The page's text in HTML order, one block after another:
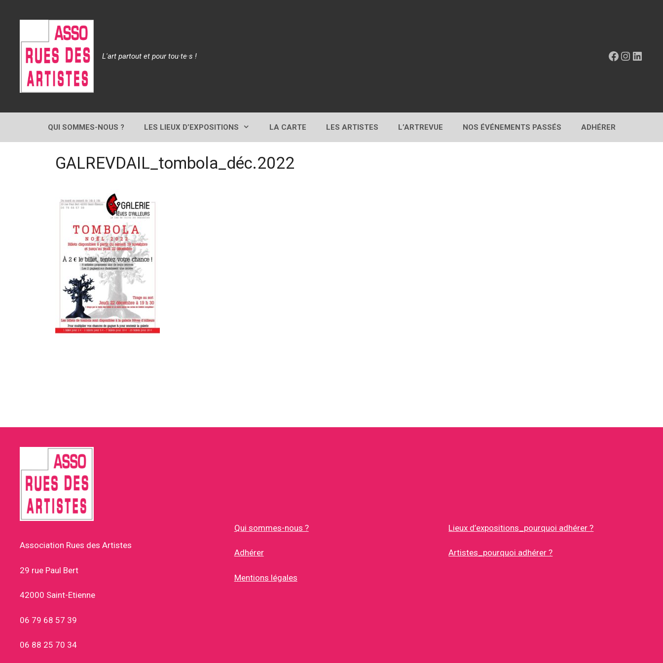
L'art partout et pour tou·te·s ! Facebook
QUI SOMMES-NOUS ? LES LIEUX D’EXPOSITIONS LA CARTE LES ARTISTES L’ARTREVUE NOS ÉVÉNEMENTS PASSÉS ADHÉRER
GALREVDAIL_tombola_déc.2022
Association Rues des Artistes
29 rue Paul Bert
42000 Saint-Etienne
06 79 68 57 39
06 88 25 70 34
Qui sommes-nous ?
Adhérer
Mentions légales
Lieux d’expositions_pourquoi adhérer ?
Artistes_pourquoi adhérer ?